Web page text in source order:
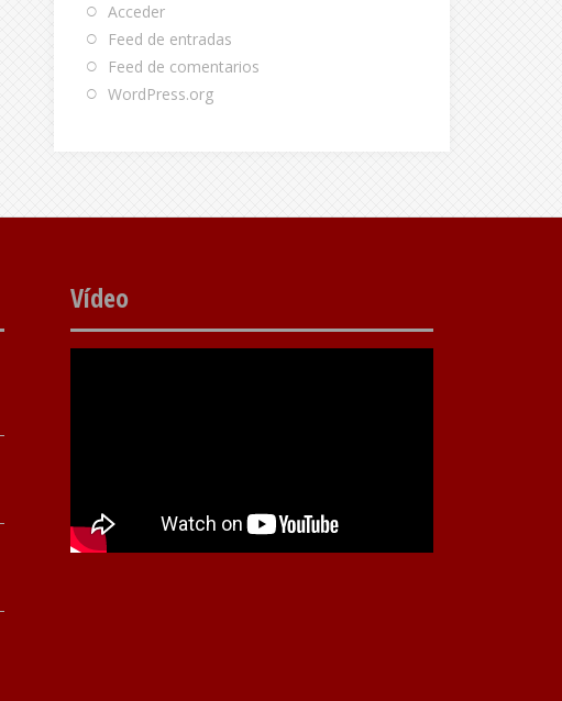
Acceder
Feed de entradas
Feed de comentarios
WordPress.org
Vídeo